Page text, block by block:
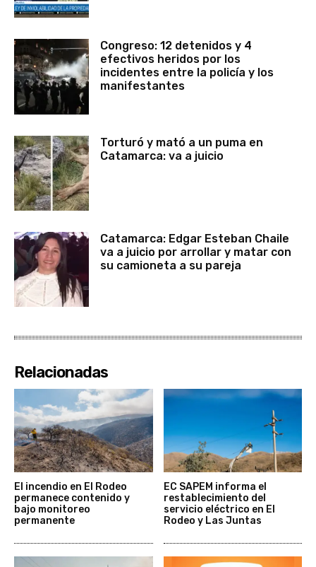
Congreso: 12 detenidos y 4
efectivos heridos por los
incidentes entre la policía y los
manifestantes
Torturó y mató a un puma en
Catamarca: va a juicio
Catamarca: Edgar Esteban Chaile
va a juicio por arrollar y matar con
su camioneta a su pareja
Relacionadas
El incendio en El Rodeo
permanece contenido y
bajo monitoreo
permanente
EC SAPEM informa el
restablecimiento del
servicio eléctrico en El
Rodeo y Las Juntas